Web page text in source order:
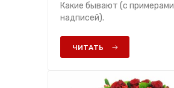
Какие бывают (с примерами
надписей).
ЧИТАТЬ